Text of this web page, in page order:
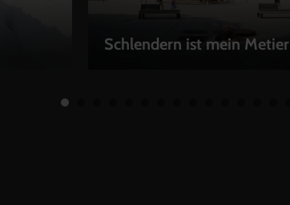
Schlendern ist mein Metier
LEIHEN